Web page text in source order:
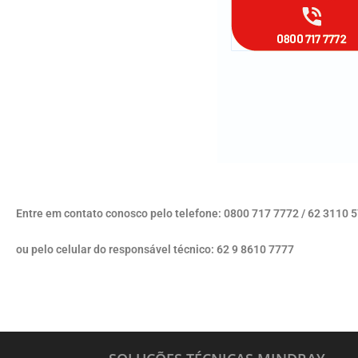
Entre em contato conosco pelo telefone: 0800 717 7772 / 62 3110
ou pelo celular do responsável técnico: 62 9 8610 7777